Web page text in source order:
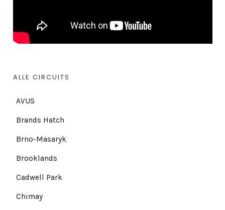
ALLE CIRCUITS
AVUS
Brands Hatch
Brno-Masaryk
Brooklands
Cadwell Park
Chimay